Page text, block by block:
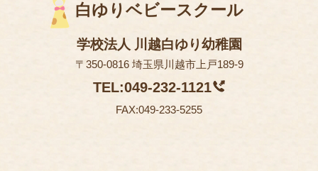
白ゆりベビースクール
学校法人 川越白ゆり幼稚園
〒350-0816 埼玉県川越市上戸189-9
TEL:049-232-1121
FAX:049-233-5255